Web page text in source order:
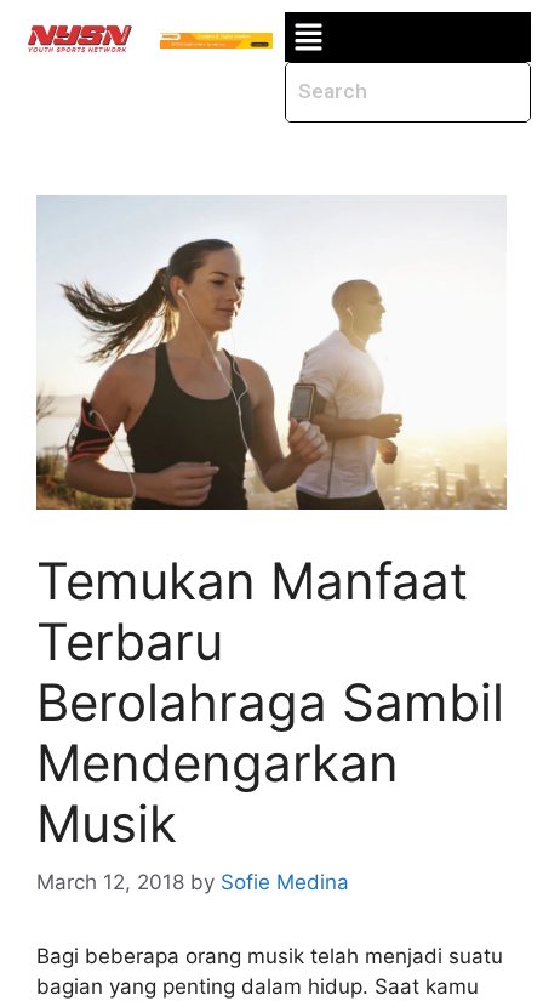
Temukan Manfaat
Terbaru
Berolahraga Sambil
Mendengarkan
Musik
March 12, 2018 by Sofie Medina
Bagi beberapa orang musik telah menjadi suatu
bagian yang penting dalam hidup. Saat kamu